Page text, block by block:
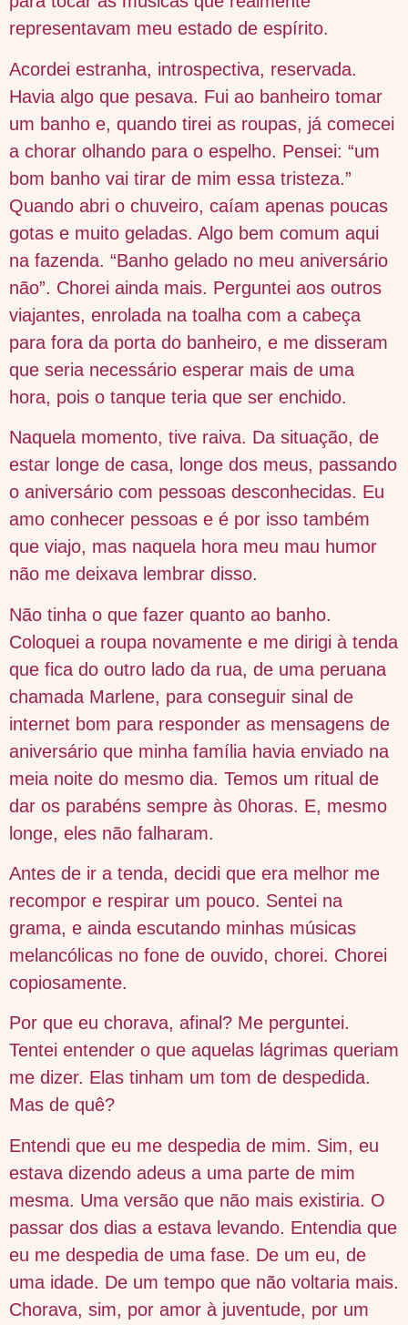
representavam meu estado de espírito.
Acordei estranha, introspectiva, reservada.
Havia algo que pesava. Fui ao banheiro tomar
um banho e, quando tirei as roupas, já comecei
a chorar olhando para o espelho. Pensei: “um
bom banho vai tirar de mim essa tristeza.”
Quando abri o chuveiro, caíam apenas poucas
gotas e muito geladas. Algo bem comum aqui
na fazenda. “Banho gelado no meu aniversário
não”. Chorei ainda mais. Perguntei aos outros
viajantes, enrolada na toalha com a cabeça
para fora da porta do banheiro, e me disseram
que seria necessário esperar mais de uma
hora, pois o tanque teria que ser enchido.
Naquela momento, tive raiva. Da situação, de
estar longe de casa, longe dos meus, passando
o aniversário com pessoas desconhecidas. Eu
amo conhecer pessoas e é por isso também
que viajo, mas naquela hora meu mau humor
não me deixava lembrar disso.
Não tinha o que fazer quanto ao banho.
Coloquei a roupa novamente e me dirigi à tenda
que fica do outro lado da rua, de uma peruana
chamada Marlene, para conseguir sinal de
internet bom para responder as mensagens de
aniversário que minha família havia enviado na
meia noite do mesmo dia. Temos um ritual de
dar os parabéns sempre às 0horas. E, mesmo
longe, eles não falharam.
Antes de ir a tenda, decidi que era melhor me
recompor e respirar um pouco. Sentei na
grama, e ainda escutando minhas músicas
melancólicas no fone de ouvido, chorei. Chorei
copiosamente.
Por que eu chorava, afinal? Me perguntei.
Tentei entender o que aquelas lágrimas queriam
me dizer. Elas tinham um tom de despedida.
Mas de quê?
Entendi que eu me despedia de mim. Sim, eu
estava dizendo adeus a uma parte de mim
mesma. Uma versão que não mais existiria. O
passar dos dias a estava levando. Entendia que
eu me despedia de uma fase. De um eu, de
uma idade. De um tempo que não voltaria mais.
Chorava, sim, por amor à juventude, por um